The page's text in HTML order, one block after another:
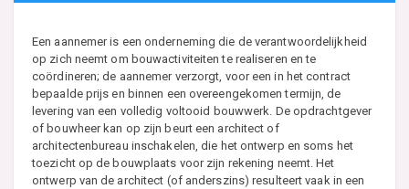
Een aannemer is een onderneming die de verantwoordelijkheid
op zich neemt om bouwactiviteiten te realiseren en te
coördineren; de aannemer verzorgt, voor een in het contract
bepaalde prijs en binnen een overeengekomen termijn, de
levering van een volledig voltooid bouwwerk. De opdrachtgever
of bouwheer kan op zijn beurt een architect of
architectenbureau inschakelen, die het ontwerp en soms het
toezicht op de bouwplaats voor zijn rekening neemt. Het
ontwerp van de architect (of anderszins) resulteert vaak in een